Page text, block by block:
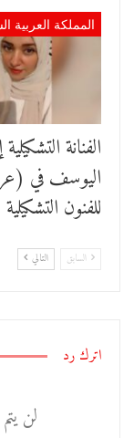
الفنانة
للفنون التشكيلية
السابق التالي
اترك رد
لن